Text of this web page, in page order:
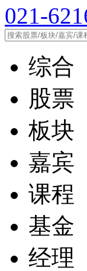
021-
综合
股票
板块
嘉宾
课程
基金
经理